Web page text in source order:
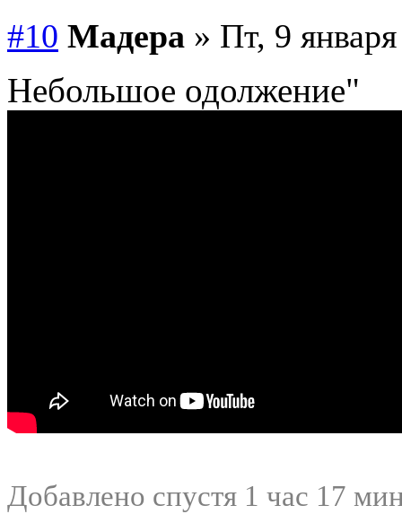
#10 Мадера » Пт, 9
Небольшое одолжение"
Добавлено спустя 1 час 17